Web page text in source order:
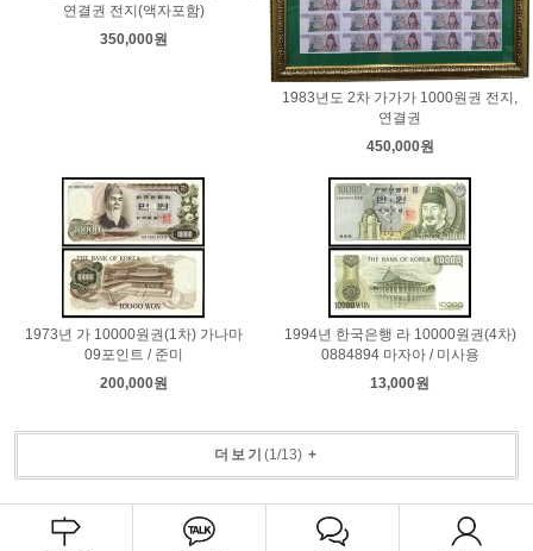
연결권 전지(액자포함)
350,000원
1983년도 2차 가가가 1000원권 전지,
연결권
450,000원
1973년 가 10000원권(1차) 가나마
09포인트 / 준미
200,000원
1994년 한국은행 라 10000원권(4차)
0884894 마자아 / 미사용
13,000원
더보기 (1 /13) +